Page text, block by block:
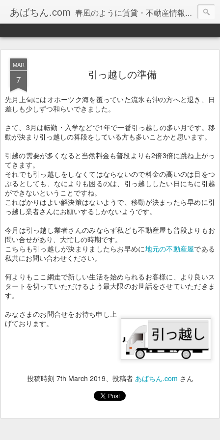
あばちん.com 春風のように賃貸・不動産情報をお届けしております。
MAR
7 引っ越しの準備
先月上旬にはオホーツク海を覆っていた流氷も沖の方へと退き、日
差しも少しずつ和らいできました。
さて、3月は転勤・入学などで1年で一番引っ越しの多い月です。移
動が決まり引っ越しの算段をしている方も多いことかと思います。
引越の需要が多くなると当然料金も普段よりも2倍3倍に跳ね上がっ
てきます。
それでも引っ越しをしなくてはならないので料金の高いのは目をつ
ぶるとしても、なによりも困るのは、引っ越ししたい日にちに引越
ができないということですね。
こればかりはよい解決策はないようで、移動が決まったら早めに引
っ越し業者さんにお願いするしかないようです。
今月は引っ越し業者さんのみならず私ども不動産屋も普段よりもお
問い合せがあり、大忙しの時期です。
こちらも引っ越しが決まりましたらお早めに地元の不動産屋である
私共にお問い合わせください。
何よりもここ網走で新しい生活を始められるお客様に、より良いス
タートを切っていただけるよう最大限のお世話をさせていただきま
す。
みなさまのお問合せをお待ち申し上
げております。
投稿時刻 7th March 2019 、投稿者 あばちん.com さん